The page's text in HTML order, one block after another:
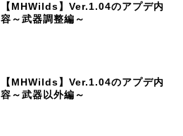
【MHWilds】Ver.1.04のアプデ内
容～武器調整編～
【MHWilds】Ver.1.04のアプデ内
容～武器以外編～